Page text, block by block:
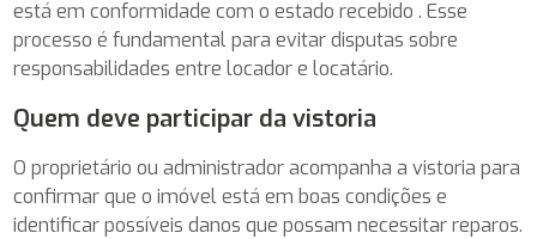
está em conformidade com o estado recebido . Esse
processo é fundamental para evitar disputas sobre
responsabilidades entre locador e locatário.
Quem deve participar da vistoria
O proprietário ou administrador acompanha a vistoria para
confirmar que o imóvel está em boas condições e
identificar possíveis danos que possam necessitar reparos.